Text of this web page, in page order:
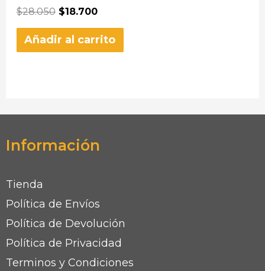
$28.050 $18.700
Añadir al carrito
Información
Tienda
Política de Envíos
Política de Devolución
Política de Privacidad
Terminos y Condiciones